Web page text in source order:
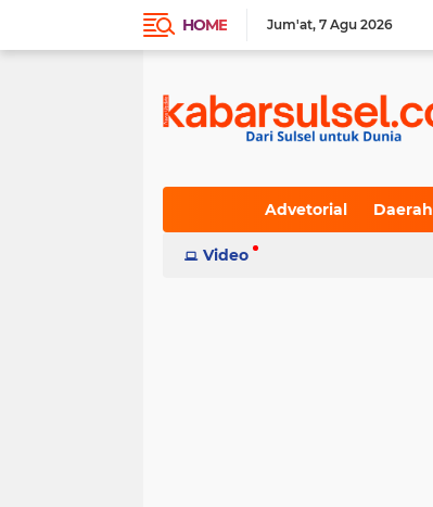
HOME Jum'at 7 Agu 2026
Indeks
Advetorial Daerah
Video